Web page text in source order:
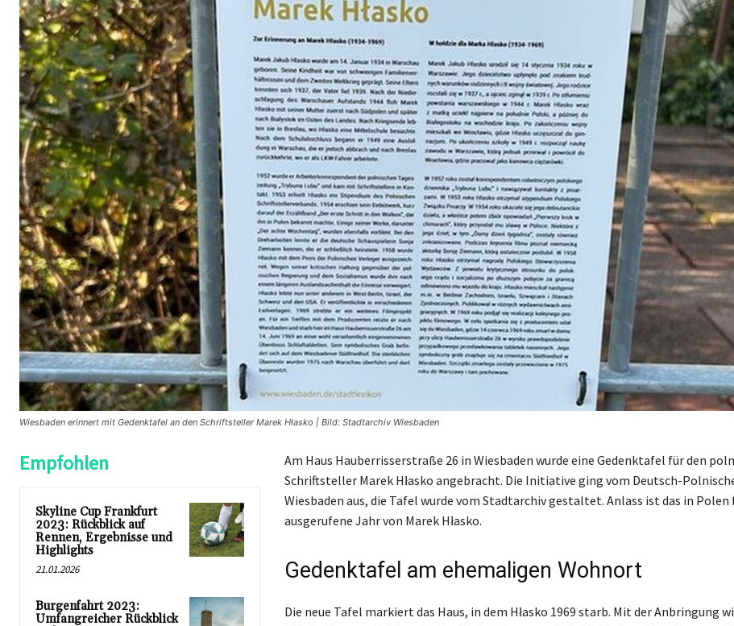
Wiesbaden erinnert mit Gedenktafel an den Schriftsteller Marek Hłasko | Bild: Stadtarchiv Wiesbaden
Empfohlen
Skyline Cup Frankfurt
2023: Rückblick auf
Rennen, Ergebnisse und
Highlights
21.01.2026
Burgenfahrt 2023:
Umfangreicher Rückblick
Am Haus Hauberrisserstraße 26 in Wiesbaden wurde eine Gedenktafel für den
Schriftsteller Marek Hłasko angebracht. Die Initiative ging vom Deutsch-
Wiesbaden aus, die Tafel wurde vom Stadtarchiv gestaltet. Anlass ist das in Polen
ausgerufene Jahr von Marek Hłasko.
Gedenktafel am ehemaligen Wohnort
Die neue Tafel markiert das Haus, in dem Hłasko 1969 starb. Mit der Anbringung